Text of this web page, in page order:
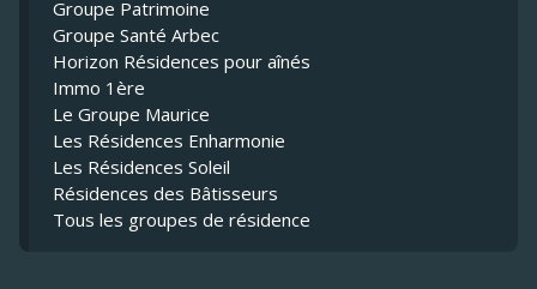
Groupe Patrimoine
Groupe Santé Arbec
Horizon Résidences pour aînés
Immo 1ère
Le Groupe Maurice
Les Résidences Enharmonie
Les Résidences Soleil
Résidences des Bâtisseurs
Tous les groupes de résidence